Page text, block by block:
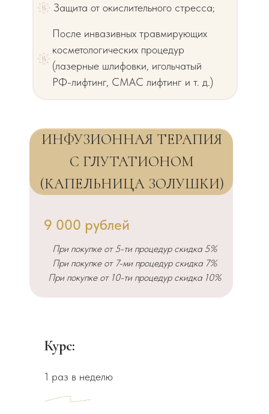
Защита от окислительного стресса;
После инвазивных травмирующих
косметологических процедур
(лазерные шлифовки, игольчатый
РФ-лифтинг, СМАС лифтинг и т. д.)
ИНФУЗИОННАЯ ТЕРАПИЯ
С ГЛУТАТИОНОМ
(КАПЕЛЬНИЦА ЗОЛУШКИ)
9 000 рублей
При покупке от 5-ти процедур скидка 5%
При покупке от 7-ми процедур скидка 7%
При покупке от 10-ти процедур скидка 10%
1 раз в неделю
Курс: